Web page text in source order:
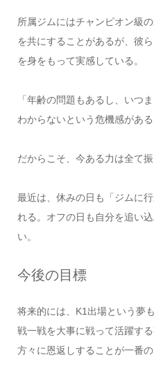
所属ジムにはチャンピオン級
を共にすることがあるが、彼
を身をもって実感している。
「年齢の問題もあるし、いつ
わからないという危機感がある
だからこそ、今ある力は全て
最近は、休みの日も「ジムに
れる。オフの日も自分を追い
い。
今後の目標
将来的には、K1出場という夢
戦一戦を大事に戦って活躍す
方々に恩返しすることが一番